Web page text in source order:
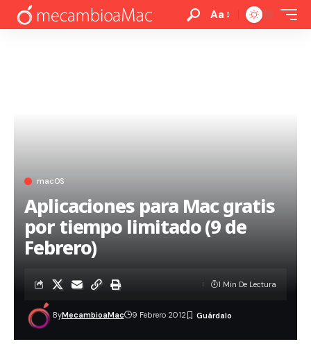
Aa
macOS
Aplicaciones para Mac gratis
por tiempo limitado (9 de
Febrero)
ByMecambioaMac 9 Febrero 2012
1 Min De Lectura